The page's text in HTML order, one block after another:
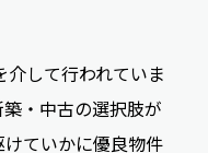
して行われていま
・中古の選択肢が
ていかに優良物件